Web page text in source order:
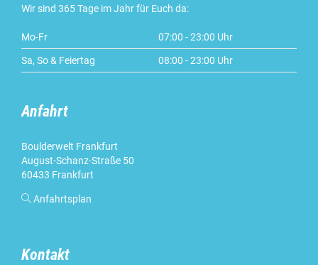
Wir sind 365 Tage im Jahr für Euch da:
Mo-Fr 07:00 - 23:00 Uhr
Sa, So & Feiertag 08:00 - 23:00 Uhr
Anfahrt
Boulderwelt Frankfurt
August-Schanz-Straße 50
60433 Frankfurt
 Anfahrtsplan
Kontakt